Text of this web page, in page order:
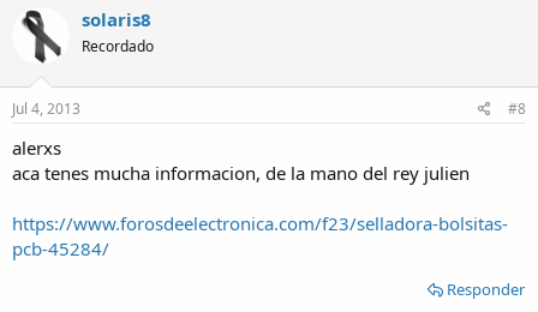
solaris8
Recordado
Jul 4, 2013 #8
alerxs
aca tenes mucha informacion, de la mano del rey julien
https://www.forosdeelectronica.com/f23/selladora-bolsitas-
pcb-45284/
Responder